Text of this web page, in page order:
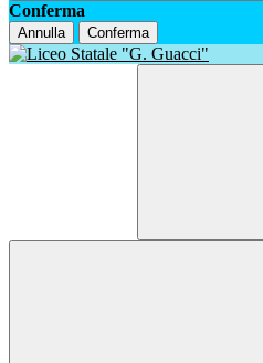
Conferma
Annulla Conferma